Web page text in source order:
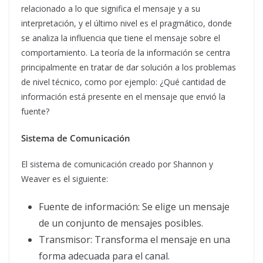
relacionado a lo que significa el mensaje y a su
interpretación, y el último nivel es el pragmático, donde
se analiza la influencia que tiene el mensaje sobre el
comportamiento. La teoría de la información se centra
principalmente en tratar de dar solución a los problemas
de nivel técnico, como por ejemplo: ¿Qué cantidad de
información está presente en el mensaje que envió la
fuente?
Sistema de Comunicación
El sistema de comunicación creado por Shannon y
Weaver es el siguiente:
Fuente de información: Se elige un mensaje
de un conjunto de mensajes posibles.
Transmisor: Transforma el mensaje en una
forma adecuada para el canal.